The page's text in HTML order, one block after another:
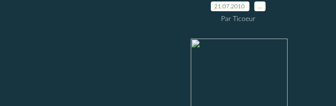
21.07.2010
Par Ticoeur